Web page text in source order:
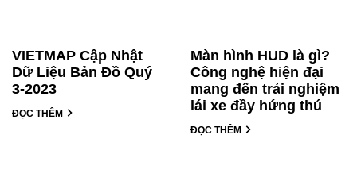
VIETMAP Cập Nhật
Dữ Liệu Bản Đồ Quý
3-2023
ĐỌC THÊM
Màn hình HUD là gì?
Công nghệ hiện đại
mang đến trải nghiệm
lái xe đầy hứng thú
ĐỌC THÊM